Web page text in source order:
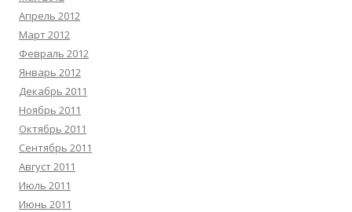
Апрель 2012
Март 2012
Февраль 2012
Январь 2012
Декабрь 2011
Ноябрь 2011
Октябрь 2011
Сентябрь 2011
Август 2011
Июль 2011
Июнь 2011